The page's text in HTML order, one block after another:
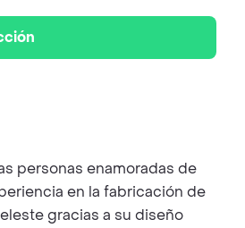
personas enamoradas de
en la fabricación de
gracias a su diseño